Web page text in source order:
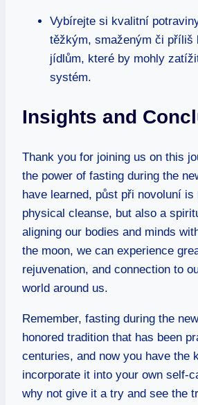
Vybírejte si kvalitní
těžkým, smaženým či příliš
jídlům, které by mohly
systém.
Insights and
Thank you for joining us on this
the power of fasting during the
have learned, půst při novoluní is
physical cleanse, but also a
aligning our bodies and minds
the moon, we can experience
rejuvenation, and connection to
world around us.
Remember, fasting during the
honored tradition that has been
centuries, and now you have the
incorporate it into your own self-
why not give it a try and see the